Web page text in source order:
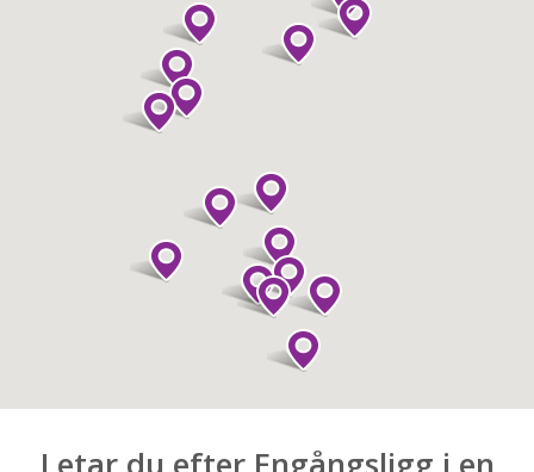
Letar du efter Engångsligg i en